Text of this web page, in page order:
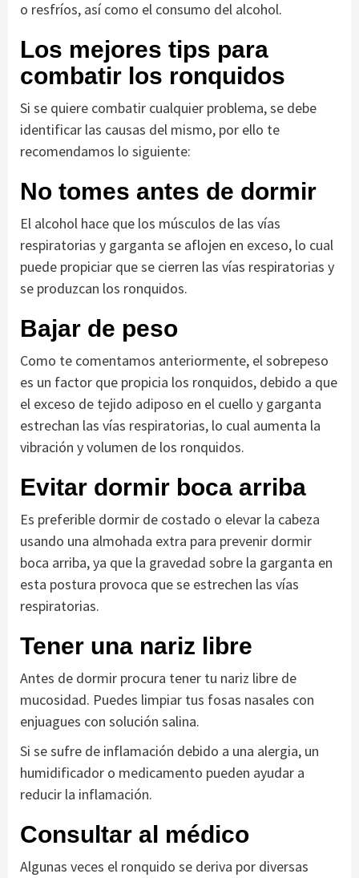
o resfríos, así como el consumo del alcohol.
Los mejores tips para
combatir los ronquidos
Si se quiere combatir cualquier problema, se debe
identificar las causas del mismo, por ello te
recomendamos lo siguiente:
No tomes antes de dormir
El alcohol hace que los músculos de las vías
respiratorias y garganta se aflojen en exceso, lo cual
puede propiciar que se cierren las vías respiratorias y
se produzcan los ronquidos.
Bajar de peso
Como te comentamos anteriormente, el sobrepeso
es un factor que propicia los ronquidos, debido a que
el exceso de tejido adiposo en el cuello y garganta
estrechan las vías respiratorias, lo cual aumenta la
vibración y volumen de los ronquidos.
Evitar dormir boca arriba
Es preferible dormir de costado o elevar la cabeza
usando una almohada extra para prevenir dormir
boca arriba, ya que la gravedad sobre la garganta en
esta postura provoca que se estrechen las vías
respiratorias.
Tener una nariz libre
Antes de dormir procura tener tu nariz libre de
mucosidad. Puedes limpiar tus fosas nasales con
enjuagues con solución salina.
Si se sufre de inflamación debido a una alergia, un
humidificador o medicamento pueden ayudar a
reducir la inflamación.
Consultar al médico
Algunas veces el ronquido se deriva por diversas